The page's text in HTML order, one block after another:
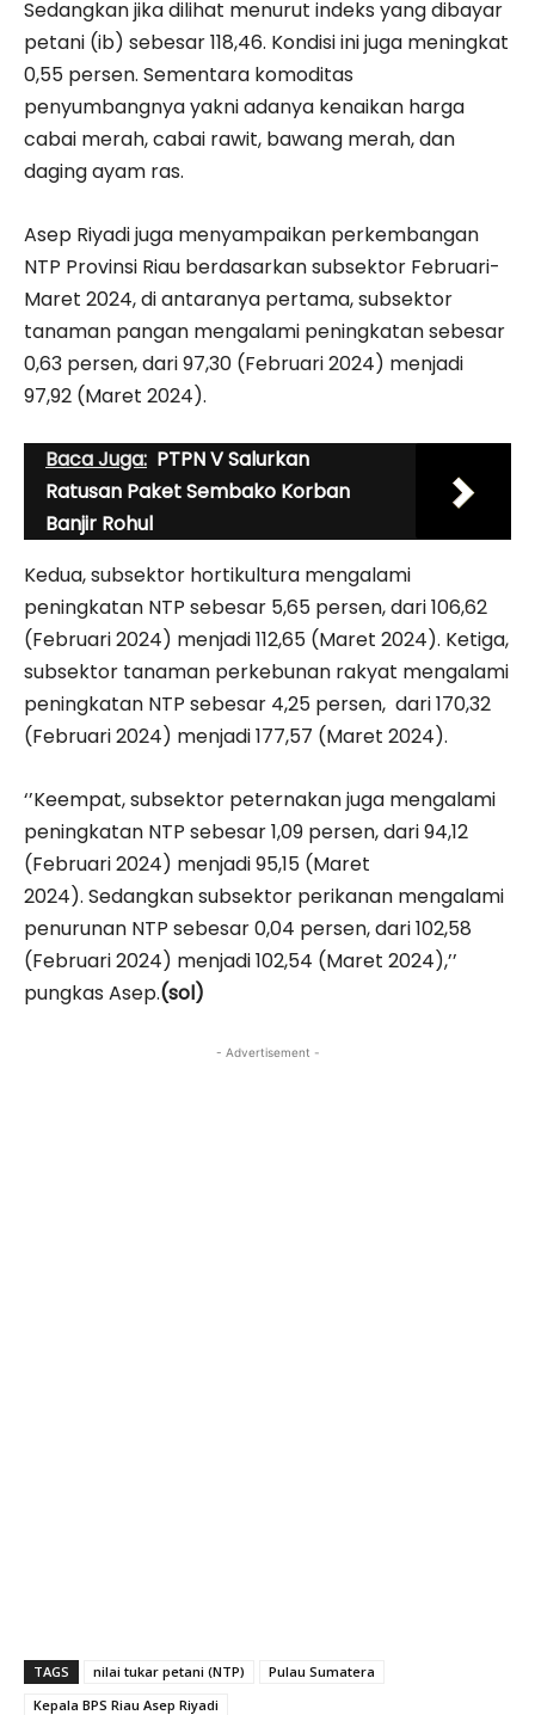
Sedangkan jika dilihat menurut indeks yang dibayar
petani (ib) sebesar 118,46. Kondisi ini juga meningkat
0,55 persen. Sementara komoditas
penyumbangnya yakni adanya kenaikan harga
cabai merah, cabai rawit, bawang merah, dan
daging ayam ras.
Asep Riyadi juga menyampaikan perkembangan
NTP Provinsi Riau berdasarkan subsektor Februari-
Maret 2024, di antaranya pertama, subsektor
tanaman pangan mengalami peningkatan sebesar
0,63 persen, dari 97,30 (Februari 2024) menjadi
97,92 (Maret 2024).
Baca Juga: PTPN V Salurkan
Ratusan Paket Sembako Korban
Banjir Rohul
Kedua, subsektor hortikultura mengalami
peningkatan NTP sebesar 5,65 persen, dari 106,62
(Februari 2024) menjadi 112,65 (Maret 2024). Ketiga,
subsektor tanaman perkebunan rakyat mengalami
peningkatan NTP sebesar 4,25 persen, dari 170,32
(Februari 2024) menjadi 177,57 (Maret 2024).
‘’Keempat, subsektor peternakan juga mengalami
peningkatan NTP sebesar 1,09 persen, dari 94,12
(Februari 2024) menjadi 95,15 (Maret
2024). Sedangkan subsektor perikanan mengalami
penurunan NTP sebesar 0,04 persen, dari 102,58
(Februari 2024) menjadi 102,54 (Maret 2024),’’
pungkas Asep.(sol)
- Advertisement -
TAGS nilai tukar petani (NTP)
Pulau Sumatera
Kepala BPS Riau Asep Riyadi